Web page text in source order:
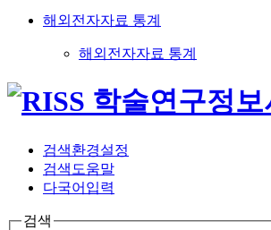
해외전자자료 통계
해외전자자료 통계
검색환경설정
검색도움말
다국어입력
검색